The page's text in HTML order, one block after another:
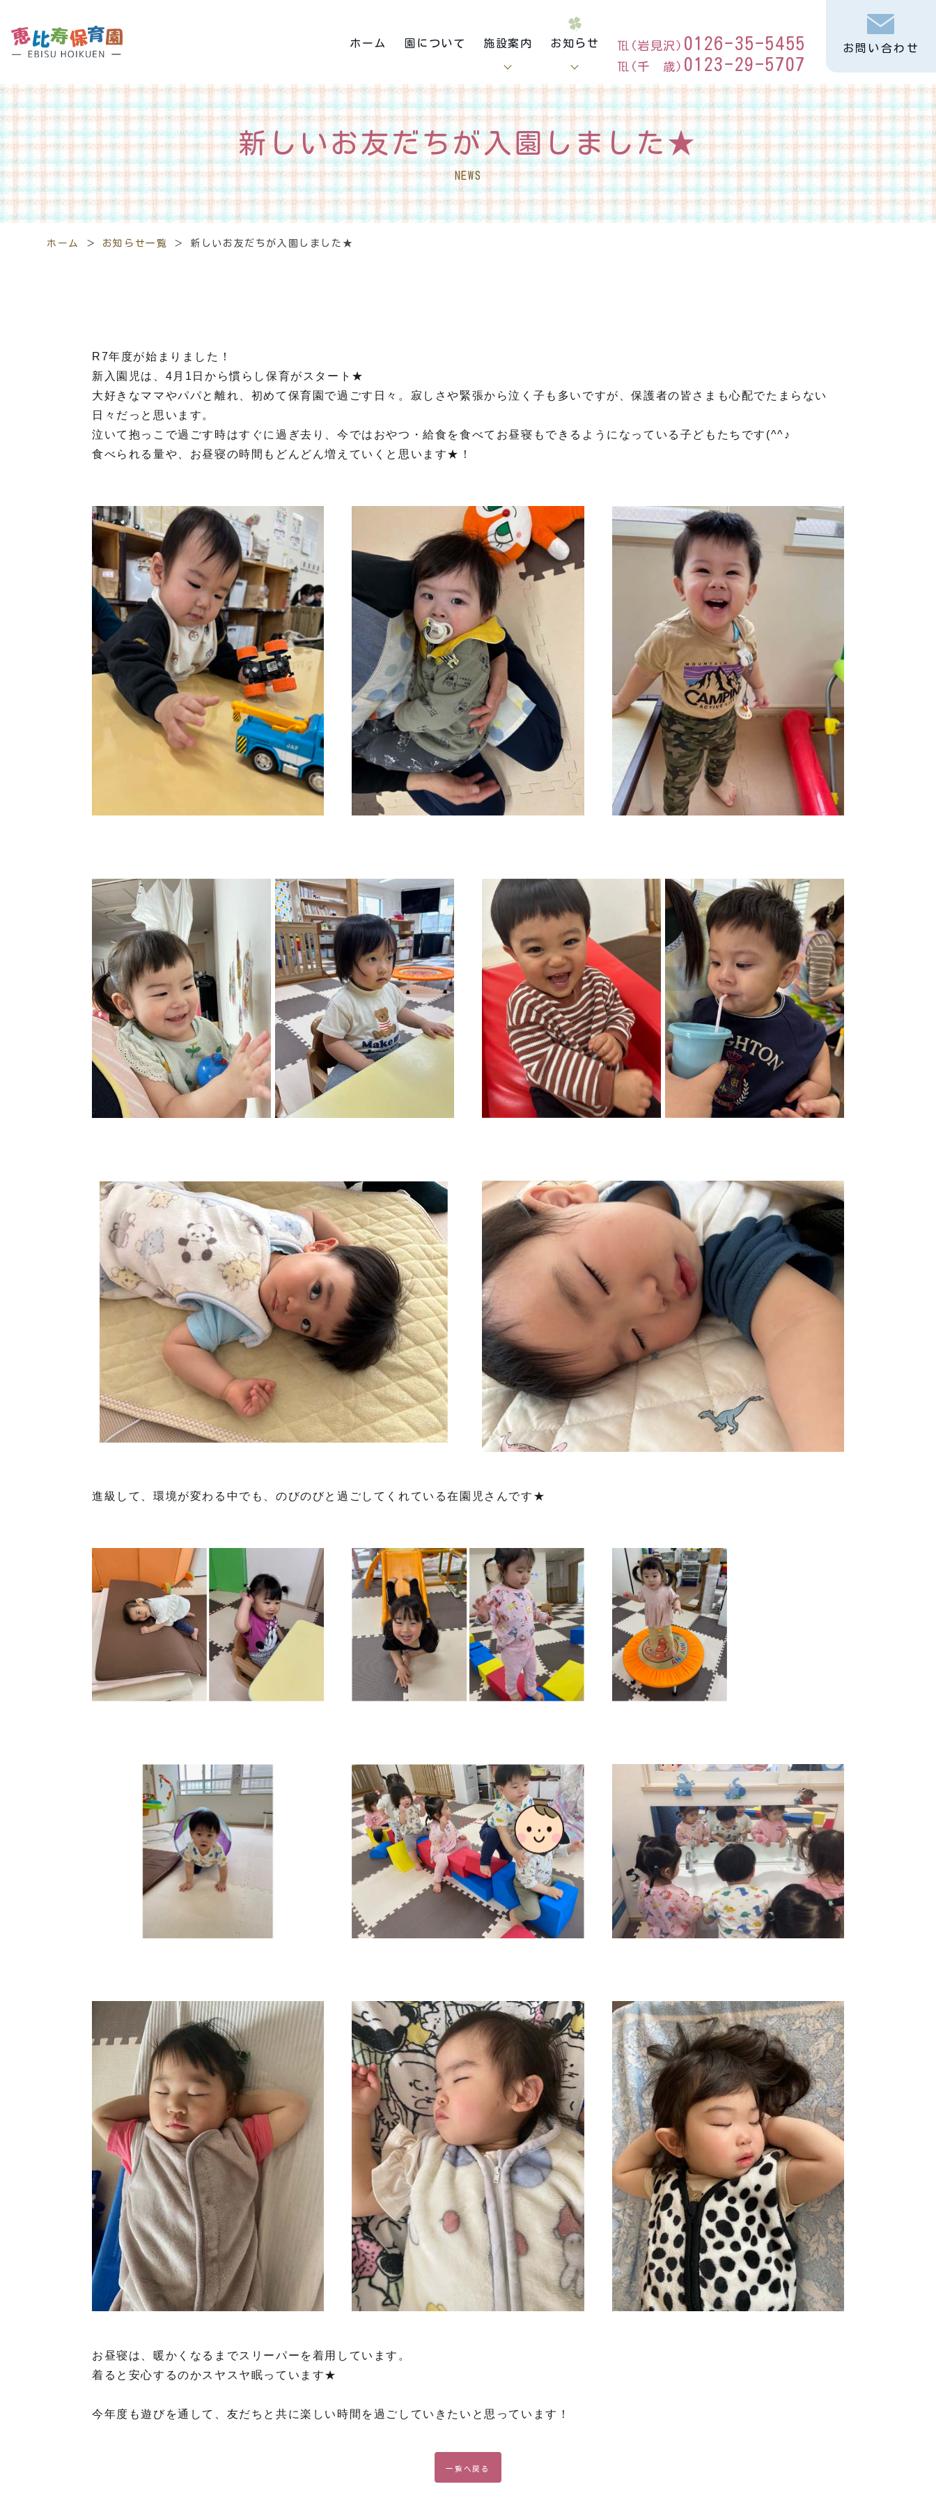
ホーム 園について 施設案内 お知らせ ℡(岩見沢) 0126-35-5455
℡(千 歳) 0123-29-5707
お問い合わせ
新しいお友だちが入園しました★
NEWS
ホーム ＞ お知らせ一覧 ＞ 新しいお友だちが入園しました★
R7年度が始まりました！
新入園児は、4月1日から慣らし保育がスタート★
大好きなママやパパと離れ、初めて保育園で過ごす日々。寂しさや緊張から泣く子も多いですが、保護者の皆さまも心配でたまらない
日々だっと思います。
泣いて抱っこで過ごす時はすぐに過ぎ去り、今ではおやつ・給食を食べてお昼寝もできるようになっている子どもたちです(^^♪
食べられる量や、お昼寝の時間もどんどん増えていくと思います★！
進級して、環境が変わる中でも、のびのびと過ごしてくれている在園児さんです★
お昼寝は、暖かくなるまでスリーパーを着用しています。
着ると安心するのかスヤスヤ眠っています★
今年度も遊びを通して、友だちと共に楽しい時間を過ごしていきたいと思っています！
一覧 へ戻る